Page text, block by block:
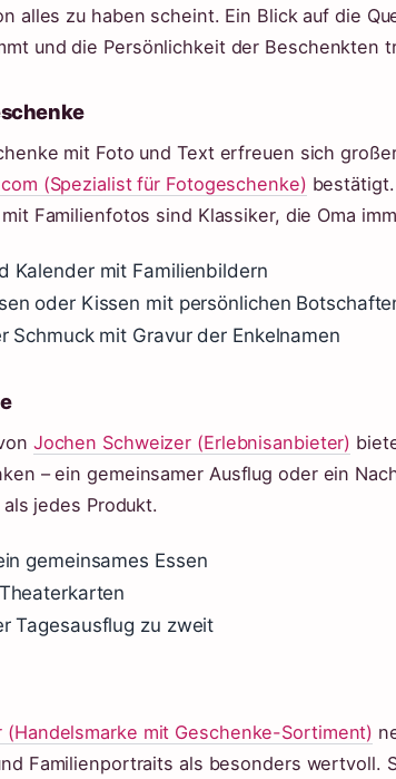
alles zu haben scheint. Ein Blick auf die
und die Persönlichkeit der Beschenkten
mit Foto und Text erfreuen sich
(Spezialist für Fotogeschenke)
Familienfotos sind Klassiker, die Oma
Kalender mit Familienbildern
oder Kissen mit persönlichen
Schmuck mit Gravur der Enkelnamen
Jochen Schweizer (Erlebnisanbieter)
– ein gemeinsamer Ausflug oder ein
jedes Produkt.
gemeinsames Essen
Tagesausflug zu zweit
(Handelsmarke mit Geschenke-Sortiment)
Familienportraits als besonders wertvoll.